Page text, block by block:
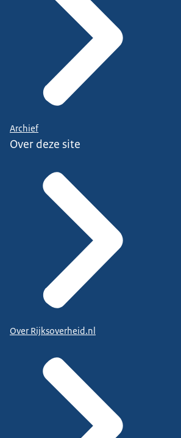
Archief
Over deze site
Over Rijksoverheid.nl